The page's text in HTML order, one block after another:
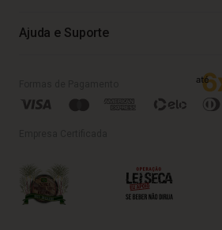
Ajuda e Suporte